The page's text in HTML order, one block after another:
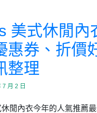
美式休閒內
惠券、折價
整理
7 月 2 日
閒內衣今年的人氣推薦